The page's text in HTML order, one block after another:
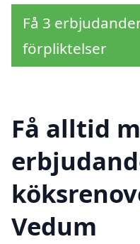
Få 3
förpliktelser
Få alltid
Vedum